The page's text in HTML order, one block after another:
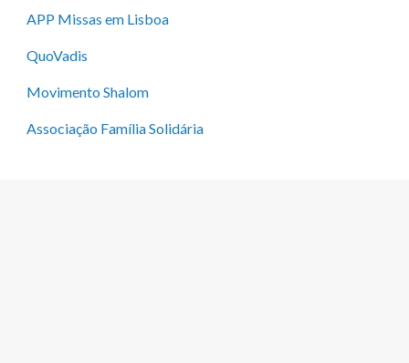
APP Missas em Lisboa
QuoVadis
Movimento Shalom
Associação Família Solidária